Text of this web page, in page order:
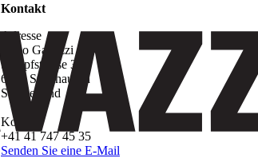
Kontakt
Adresse
Carlo Gavazzi AG
Sumpfstrasse 3
6312 Steinhausen
Switzerland
Kontakt
+41 41 747 45 35
Senden Sie eine E-Mail